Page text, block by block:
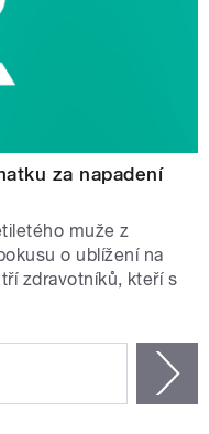
za napadení
muže z
o ublížení na
zdravotníků, kteří s